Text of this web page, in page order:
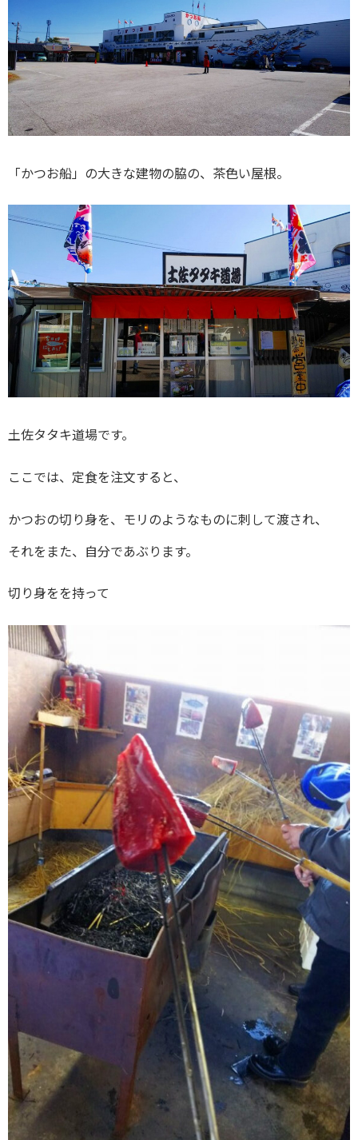
「かつお船」の大きな建物の脇の、茶色い屋根。
土佐タタキ道場です。
ここでは、定食を注文すると、
かつおの切り身を、モリのようなものに刺して渡され、
それをまた、自分であぶります。
切り身をを持って